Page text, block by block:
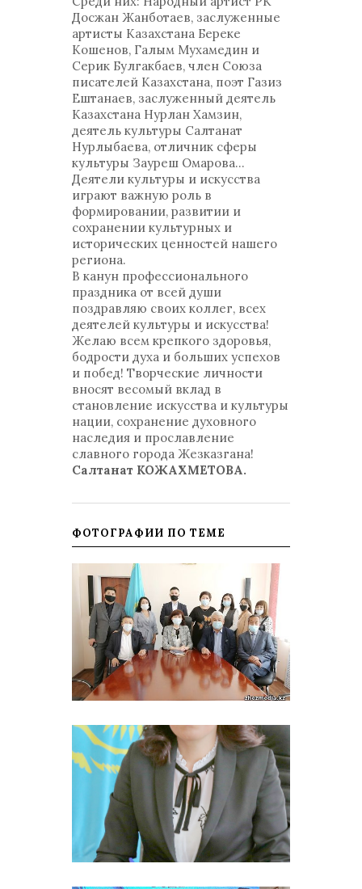
Досжан Жанботаев, заслуженные
артисты Казахстана Береке
Кошенов, Галым Мухамедин и
Серик Булгакбаев, член Союза
писателей Казахстана, поэт Газиз
Ештанаев, заслуженный деятель
Казахстана Нурлан Хамзин,
деятель культуры Салтанат
Нурлыбаева, отличник сферы
культуры Зауреш Омарова…
Деятели культуры и искусства
играют важную роль в
формировании, развитии и
сохранении культурных и
исторических ценностей нашего
региона.
В канун профессионального
праздника от всей души
поздравляю своих коллег, всех
деятелей культуры и искусства!
Желаю всем крепкого здоровья,
бодрости духа и больших успехов
и побед! Творческие личности
вносят весомый вклад в
становление искусства и культуры
нации, сохранение духовного
наследия и прославление
славного города Жезказгана!
Салтанат КОЖАХМЕТОВА.​​​​​​​
ФОТОГРАФИИ ПО ТЕМЕ